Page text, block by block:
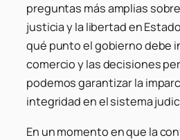
preguntas más amplias
justicia y la libertad en
qué punto el gobierno debe
comercio y las decisiones
podemos garantizar la
integridad en el sistema
En un momento en que la